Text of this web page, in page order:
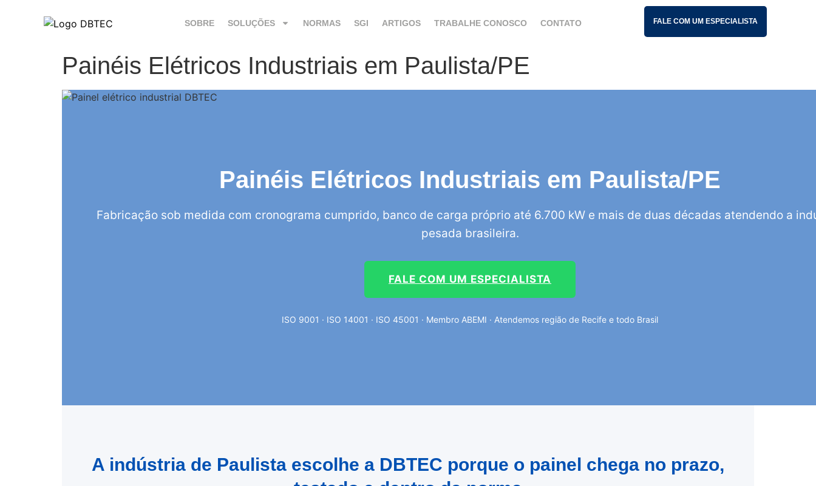
SOBRE SOLUÇÕES NORMAS SGI ARTIGOS TRABALHE CONOSCO CONTATO FALE COM UM ESPECIALISTA
Painéis Elétricos Industriais em Paulista/PE
Painéis Elétricos Industriais em Paulista/PE
Fabricação sob medida com cronograma cumprido, banco de carga próprio até 6.700 kW e mais de duas décadas atendendo a
pesada brasileira.
FALE COM UM ESPECIALISTA
ISO 9001 · ISO 14001 · ISO 45001 · Membro ABEMI · Atendemos região de Recife e todo Brasil
A indústria de Paulista escolhe a DBTEC porque o painel chega no prazo,